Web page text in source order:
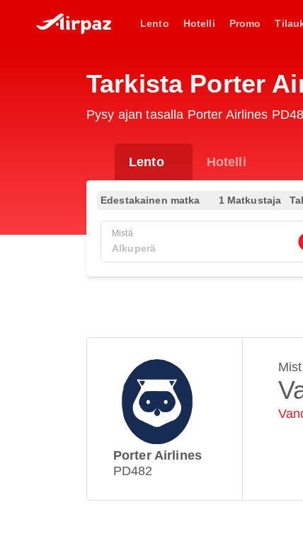
Lento Hotelli Promo
Tarkista Porter
Pysy ajan tasalla Porter Airlines
Lento Hotelli
Edestakainen matka 1 Matkustaja
Mistä
Porter Airlines
PD482